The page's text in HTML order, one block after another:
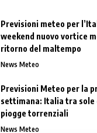
Previsioni meteo per
weekend nuovo vortice
ritorno del maltempo
News Meteo
Previsioni Meteo per la
settimana: Italia tra sole
piogge torrenziali
News Meteo